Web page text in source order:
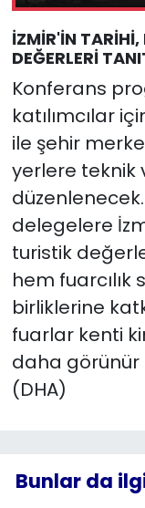
İZMİR'İN TARİHİ,
DEĞERLERİ
Konferans
katılımcılar
ile şehir
yerlere teknik
delegelere
turistik
hem fuarcılık
birliklerine
fuarlar kenti
daha görünür
(DHA)
Bunlar da